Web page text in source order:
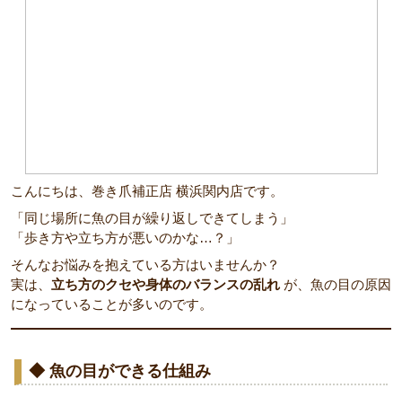
こんにちは、巻き爪補正店 横浜関内店です。
「同じ場所に魚の目が繰り返しできてしまう」
「歩き方や立ち方が悪いのかな…？」
そんなお悩みを抱えている方はいませんか？
実は、 立ち方のクセや身体のバランスの乱れが、魚の目の原因
になっていることが多いのです。
◆ 魚の目ができる仕組み